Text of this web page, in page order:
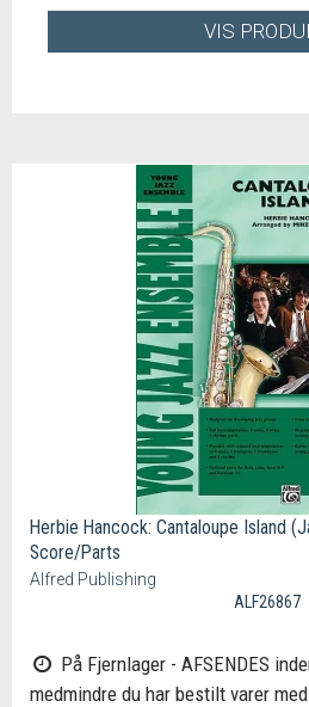
VIS
Herbie Hancock: Cantaloupe Island
Score/Parts
Alfred Publishing
ALF26867
På Fjernlager - AFSENDES
medmindre du har bestilt varer